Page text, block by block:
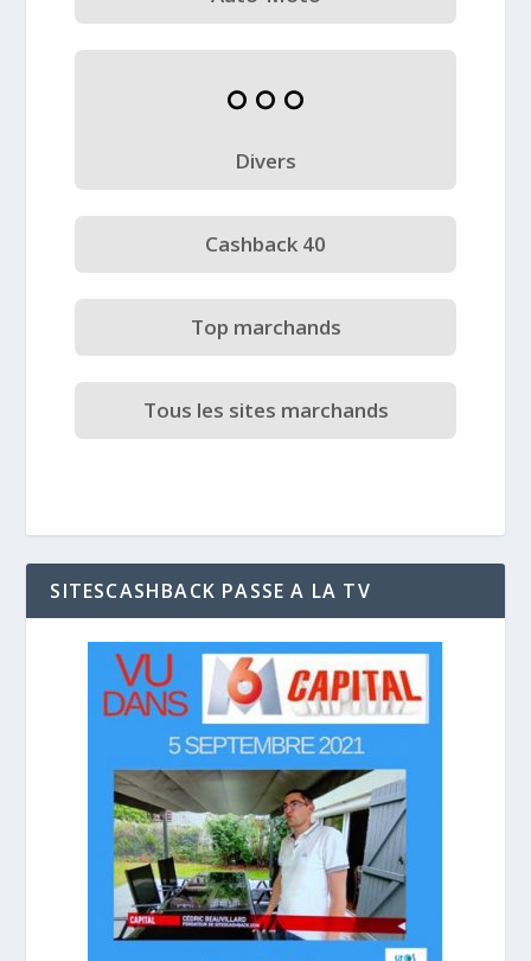
Divers
Cashback 40
Top marchands
Tous les sites marchands
SITESCASHBACK PASSE A LA TV